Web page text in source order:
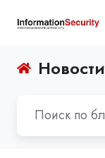
Новости